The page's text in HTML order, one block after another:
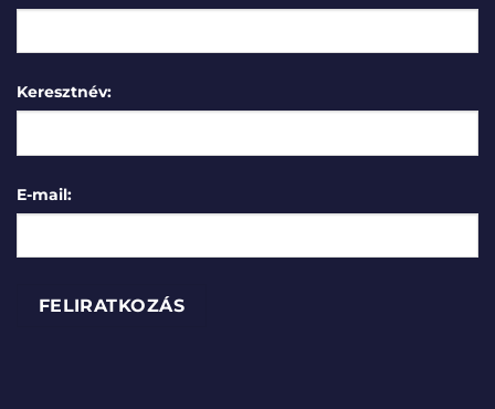
Keresztnév:
E-mail: